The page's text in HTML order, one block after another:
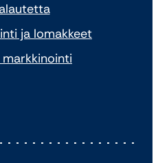
ja lomakkeet